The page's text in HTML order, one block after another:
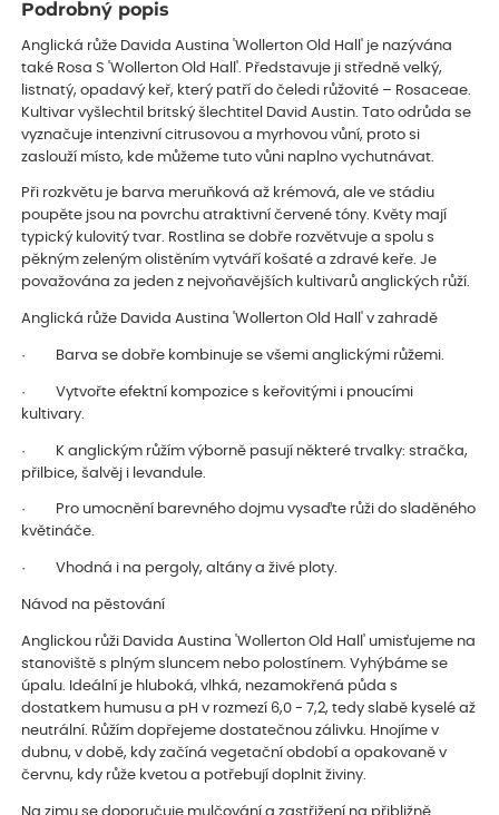
Podrobný popis
Anglická růže Davida Austina 'Wollerton Old Hall' je nazývána
také Rosa S 'Wollerton Old Hall'. Představuje ji středně velký,
listnatý, opadavý keř, který patří do čeledi růžovité – Rosaceae.
Kultivar vyšlechtil britský šlechtitel David Austin. Tato odrůda se
vyznačuje intenzivní citrusovou a myrhovou vůní, proto si
zaslouží místo, kde můžeme tuto vůni naplno vychutnávat.
Při rozkvětu je barva meruňková až krémová, ale ve stádiu
poupěte jsou na povrchu atraktivní červené tóny. Květy mají
typický kulovitý tvar. Rostlina se dobře rozvětvuje a spolu s
pěkným zeleným olistěním vytváří košaté a zdravé keře. Je
považována za jeden z nejvoňavějších kultivarů anglických růží.
Anglická růže Davida Austina 'Wollerton Old Hall' v zahradě
· Barva se dobře kombinuje se všemi anglickými růžemi.
· Vytvořte efektní kompozice s keřovitými i pnoucími
kultivary.
· K anglickým růžím výborně pasují některé trvalky: stračka,
přilbice, šalvěj i levandule.
· Pro umocnění barevného dojmu vysaďte růži do sladěného
květináče.
· Vhodná i na pergoly, altány a živé ploty.
Návod na pěstování
Anglickou růži Davida Austina 'Wollerton Old Hall' umisťujeme na
stanoviště s plným sluncem nebo polostínem. Vyhýbáme se
úpalu. Ideální je hluboká, vlhká, nezamokřená půda s
dostatkem humusu a pH v rozmezí 6,0 - 7,2, tedy slabě kyselé až
neutrální. Růžím dopřejeme dostatečnou zálivku. Hnojíme v
dubnu, v době, kdy začíná vegetační období a opakovaně v
červnu, kdy růže kvetou a potřebují doplnit živiny.
Na zimu se doporučuje mulčování a zastřižení na přibližně